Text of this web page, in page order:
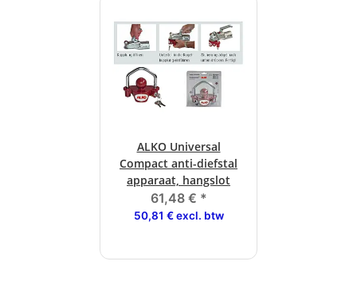
ALKO Universal
Compact anti-diefstal
apparaat, hangslot
61,48 € *
50,81 € excl. btw